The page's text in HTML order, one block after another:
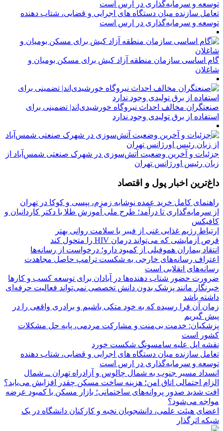
تعامل سازنده میان دستگاه‌ های اجرایی و قضایی، شتاب‌ دهنده
توسعه و سرمایه‌گذاری در ارس است
گام اساسی سازمان منطقه آزاد کیش برای مسکن بومیان و
شاغلان
صنعتگران مخالف احداث نیروگاه خورشیدی‌اند| تضمینی برای
استفاده از برق تولیدی وجود ندارد
جزئیات و آخرین وضعیت آتش‌سوزی در شهرک صنعتی شمس‌آباد از
زبان رئیس اورژانس تهران
داغ‌ترین اخبار پول و اقتصاد
راهنمای کامل خرید عمده نوشابه زمزم، پپسی و کوکا در تهران
از سرمایه‌گذاری تا درآمد؛ طرح ملی آموزش طلا با دکتر کاردانیان و
کافیکس
ارتباط رژیم غذایی غنی از فیبر با سلامت روانی بهتر
قرص آزمایشی که می‌تواند درمان HIV را متحول کند
انتقاد بیماران هموفیلی از کمبود دارو؛ درخواست از رسانه‌ها
اعتراف رسانه‌های خارجی به شکست ترامپ حاصل مجاهدت
رسانه‌های انقلابی است
ضرورت حضور شتاب ‌دهنده‌ها در آبادان برای توسعه کسب‌ و کارها
خبرنگار مانند پزشک بدون دانش تخصصی نمی‌تواند فعالیت حرفه‌ای
داشته باشد
زمان آن فرا رسیده که به خود متکی باشیم و برادری واقعی را در
پیش گیریم
پزشکیان: خدمت بی‌منت و مشارکت مردمی، پایه حل مشکلات
کشور است
نقشه اپل علیه سامسونگ شکست خورد
تعامل سازنده میان دستگاه‌ های اجرایی و قضایی، شتاب‌ دهنده
توسعه و سرمایه‌گذاری در ارس است
انسداد مسیر جنوب به شمال چالوس و آزادراه تهران ــ شمال
الزام احتمالی اتاق امن؛ هزینه ساخت مسکن چقدر افزایش می‌یابد؟
افت شدید صدور پروانه‌های ساختمانی؛ بازار مسکن با کمبود عرضه
مواجه می‌شود؟
اعضای هیئت علمی، دانشجویان نخبه و کارکنان دانشگاه در یک
شبکه‌ اثرگذار